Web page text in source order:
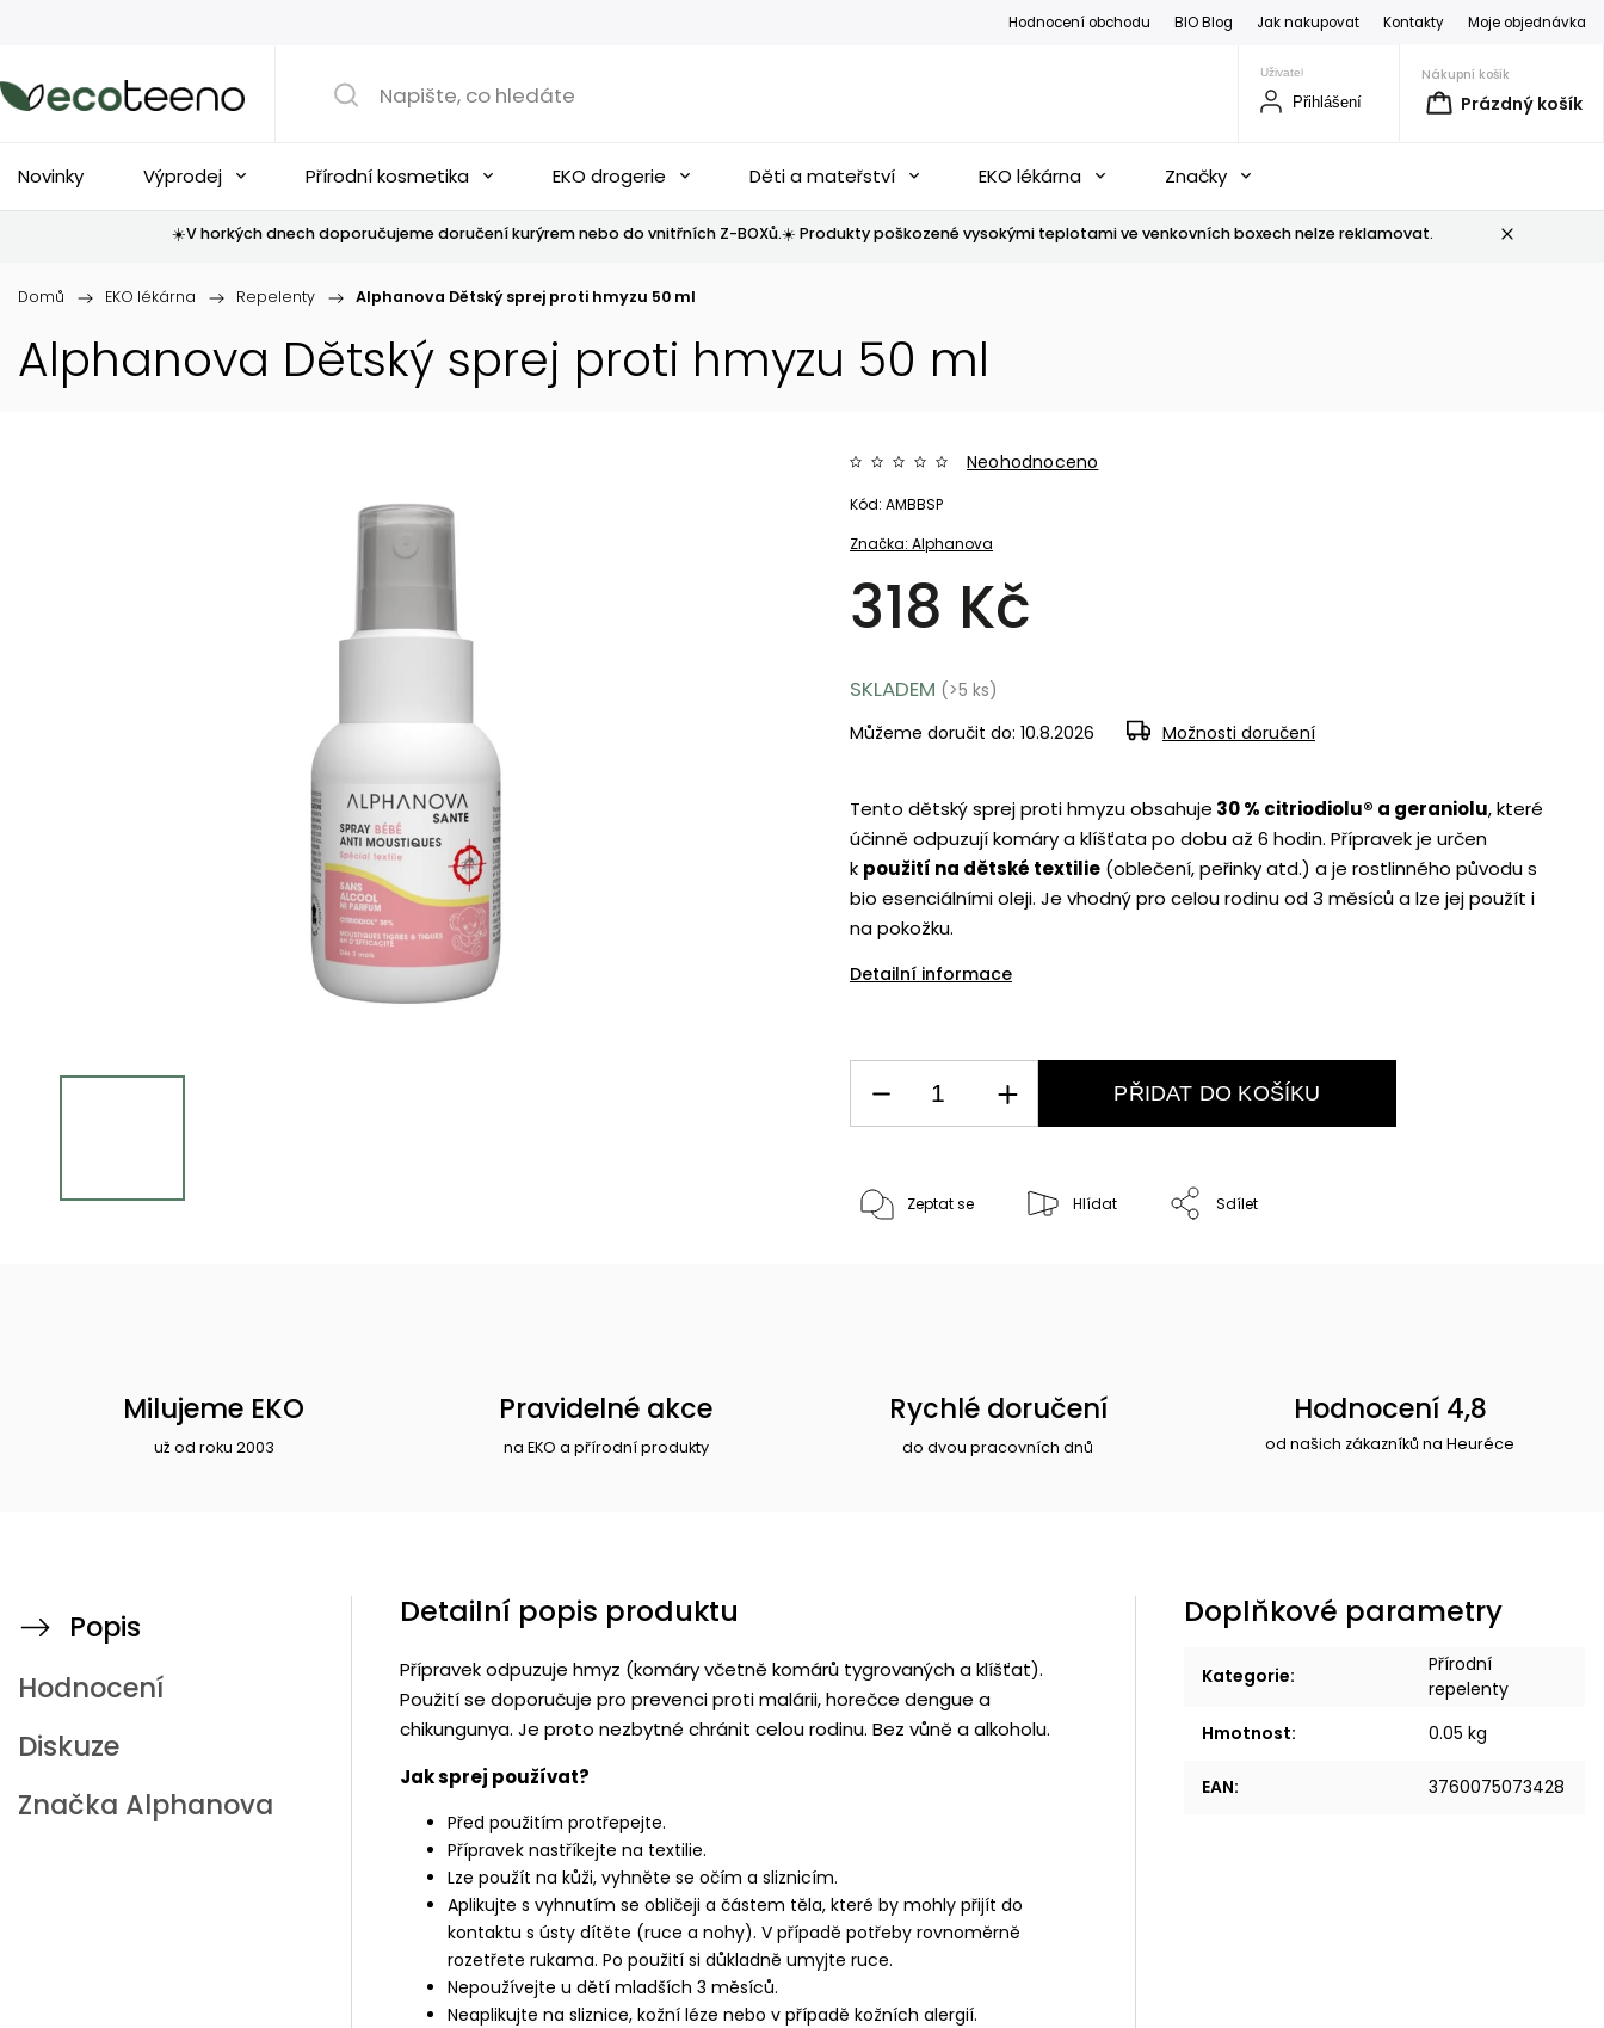
Hodnocení obchodu BIO Blog Jak nakupovat Kontakty Moje objednávka
Nákupní košík
Prázdný košík
Přihlášení
Novinky Výprodej Přírodní kosmetika EKO drogerie Děti a mateřství EKO lékárna Značky
☀️V horkých dnech doporučujeme doručení kurýrem nebo do vnitřních Z-BOXů.☀️ Produkty poškozené vysokými teplotami ve venkovních boxech nelze reklamovat.
Domů / EKO lékárna / Repelenty / Alphanova Dětský sprej proti hmyzu 50 ml
Alphanova Dětský sprej proti hmyzu 50 ml
Značka:Alphanova
Neohodnoceno
318 Kč
Kód: AMBBSP
Tento dětský sprej proti hmyzu obsahuje 30 % citriodiolu® a geraniolu, které
účinně odpuzují komáry a klíšťata po dobu až 6 hodin. Přípravek je určen
k použití na dětské textilie (oblečení, peřinky atd.) a je rostlinného původu s
bio esenciálními oleji. Je vhodný pro celou rodinu od 3 měsíců a lze jej použít i
na pokožku.
Detailní informace
SKLADEM (>5 ks)
Můžeme doručit do: 10.8.2026 Možnosti doručení
PŘIDAT DO KOŠÍKU
Zeptat se Hlídat Sdílet
Milujeme EKO
už od roku 2003
Pravidelné akce
na EKO a přírodní produkty
Rychlé doručení
do dvou pracovních dnů
Hodnocení 4,8
od našich zákazníků na Heuréce
Popis
Hodnocení
Diskuze
Značka Alphanova
Detailní popis produktu
Přípravek odpuzuje hmyz (komáry včetně komárů tygrovaných a klíšťat).
Použití se doporučuje pro prevenci proti malárii, horečce dengue a
chikungunya. Je proto nezbytné chránit celou rodinu. Bez vůně a alkoholu.
Jak sprej používat?
Před použitím protřepejte.
Přípravek nastříkejte na textilie.
Lze použít na kůži, vyhněte se očím a sliznicím.
Aplikujte s vyhnutím se obličeji a částem těla, které by mohly přijít do
kontaktu s ústy dítěte (ruce a nohy). V případě potřeby rovnoměrně
rozetřete rukama. Po použití si důkladně umyjte ruce.
Nepoužívejte u dětí mladších 3 měsíců.
Neaplikujte na sliznice, kožní léze nebo v případě kožních alergií.
Doplňkové parametry
Kategorie:
Přírodní
repelenty
Hmotnost: 0.05 kg
EAN: 3760075073428